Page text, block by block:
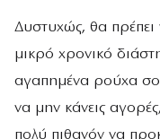
Δυστυχώς, θα
μικρό χρονικό
αγαπημένα ρούχα
να μην κάνεις
πολύ πιθανόν να